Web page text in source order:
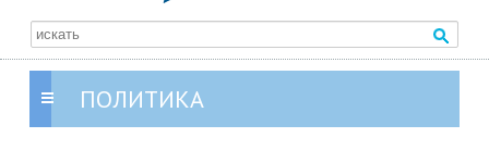
ПОЛИТИКА